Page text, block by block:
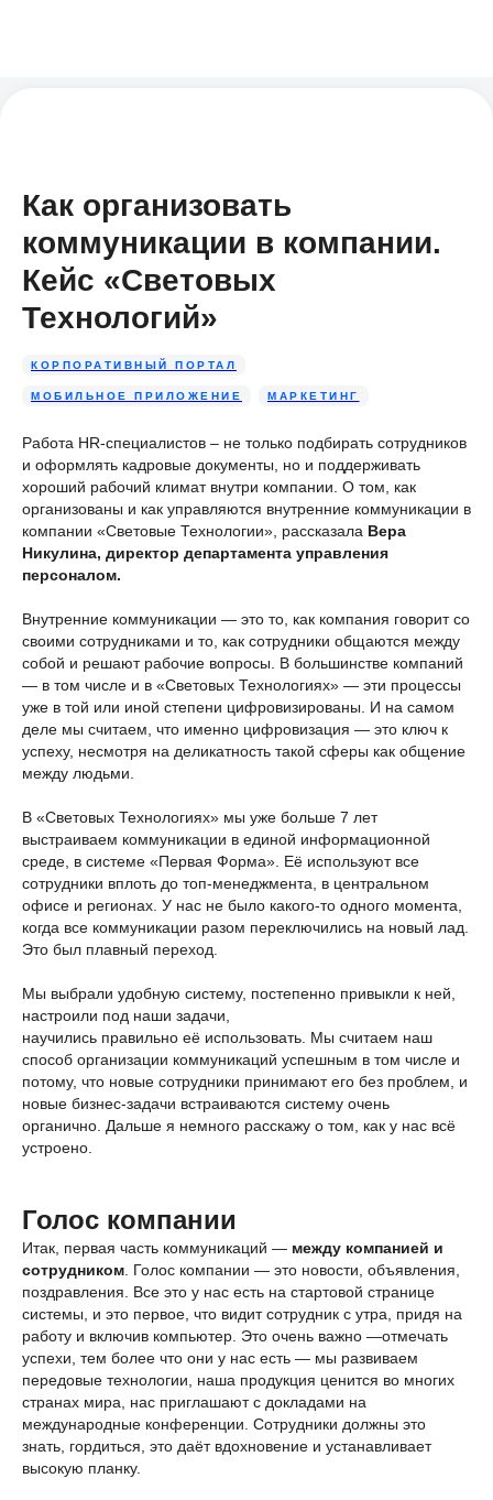
Как организовать
коммуникации в компании.
Кейс «Световых
Технологий»
КОРПОРАТИВНЫЙ ПОРТАЛ
МОБИЛЬНОЕ ПРИЛОЖЕНИЕ МАРКЕТИНГ
Работа HR-специалистов – не только подбирать сотрудников
и оформлять кадровые документы, но и поддерживать
хороший рабочий климат внутри компании. О том, как
организованы и как управляются внутренние коммуникации в
компании «Световые Технологии», рассказала Вера
Никулина, директор департамента управления
персоналом.
Внутренние коммуникации — это то, как компания говорит со
своими сотрудниками и то, как сотрудники общаются между
собой и решают рабочие вопросы. В большинстве компаний
— в том числе и в «Световых Технологиях» — эти процессы
уже в той или иной степени цифровизированы. И на самом
деле мы считаем, что именно цифровизация — это ключ к
успеху, несмотря на деликатность такой сферы как общение
между людьми.
В «Световых Технологиях» мы уже больше 7 лет
выстраиваем коммуникации в единой информационной
среде, в системе «Первая Форма». Её используют все
сотрудники вплоть до топ-менеджмента, в центральном
офисе и регионах. У нас не было какого-то одного момента,
когда все коммуникации разом переключились на новый лад.
Это был плавный переход.
Мы выбрали удобную систему, постепенно привыкли к ней,
настроили под наши задачи,
научились правильно её использовать. Мы считаем наш
способ организации коммуникаций успешным в том числе и
потому, что новые сотрудники принимают его без проблем, и
новые бизнес-задачи встраиваются систему очень
органично. Дальше я немного расскажу о том, как у нас всё
устроено.
Голос компании
Итак, первая часть коммуникаций — между компанией и
сотрудником . Голос компании — это новости, объявления,
поздравления. Все это у нас есть на стартовой странице
системы, и это первое, что видит сотрудник с утра, придя на
работу и включив компьютер. Это очень важно —отмечать
успехи, тем более что они у нас есть — мы развиваем
передовые технологии, наша продукция ценится во многих
странах мира, нас приглашают с докладами на
международные конференции. Сотрудники должны это
знать, гордиться, это даёт вдохновение и устанавливает
высокую планку.